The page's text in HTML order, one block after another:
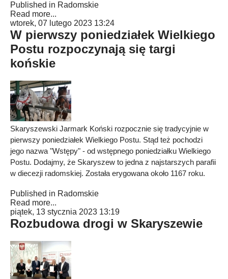
Published in Radomskie
Read more...
wtorek, 07 lutego 2023 13:24
W pierwszy poniedziałek Wielkiego
Postu rozpoczynają się targi
końskie
Skaryszewski Jarmark Koński rozpocznie się tradycyjnie w
pierwszy poniedziałek Wielkiego Postu. Stąd też pochodzi
jego nazwa "Wstępy" - od wstępnego poniedziałku Wielkiego
Postu. Dodajmy, że Skaryszew to jedna z najstarszych parafii
w diecezji radomskiej. Została erygowana około 1167 roku.
Published in Radomskie
Read more...
piątek, 13 stycznia 2023 13:19
Rozbudowa drogi w Skaryszewie